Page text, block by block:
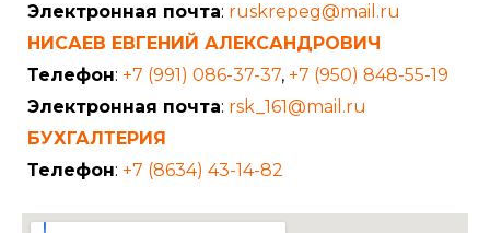
Электронная почта: ruskrepeg@mail.ru
НИСАЕВ ЕВГЕНИЙ АЛЕКСАНДРОВИЧ
Телефон: +7 (991) 086-37-37, +7 (950) 848-55-19
Электронная почта: rsk_161@mail.ru
БУХГАЛТЕРИЯ
Телефон: +7 (8634) 43-14-82